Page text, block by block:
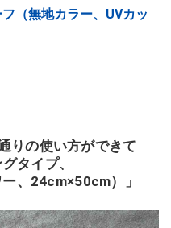
（無地カラー、UVカッ
りの使い方ができて
タイプ、
、24cm×50cm）」